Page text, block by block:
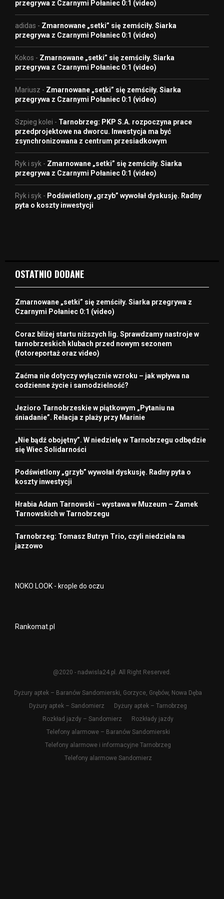
przegrywa z Czarnymi Połaniec 0:1 (video)
adidas - Zmarnowane „setki” się zemściły. Siarka
przegrywa z Czarnymi Połaniec 0:1 (video)
Kokos - Zmarnowane „setki” się zemściły. Siarka
przegrywa z Czarnymi Połaniec 0:1 (video)
Mariusz - Zmarnowane „setki” się zemściły. Siarka
przegrywa z Czarnymi Połaniec 0:1 (video)
Szpieg kolei - Tarnobrzeg: PKP S.A. rozpoczyna prace
przedprojektowe na dworcu. Inwestycja ma być
zsynchronizowana z centrum przesiadkowym
Ryk i syk - Zmarnowane „setki” się zemściły. Siarka
przegrywa z Czarnymi Połaniec 0:1 (video)
Ryk i syk - Podświetlony „grzyb” wywołał dyskusję. Radny
pyta o koszty inwestycji
OSTATNIO DODANE
Zmarnowane „setki” się zemściły. Siarka przegrywa z
Czarnymi Połaniec 0:1 (video)
Coraz bliżej startu niższych lig. Sprawdzamy nastroje w
tarnobrzeskich klubach przed nowym sezonem
(fotoreportaż oraz video)
Zaćma nie dotyczy wyłącznie wzroku – jak wpływa na
codzienne życie i samodzielność?
Jezioro Tarnobrzeskie w piątkowym „Pytaniu na
śniadanie”. Relacja z plaży przy Marinie
„Nie bądź obojętny”. W niedzielę w Tarnobrzegu odbędzie
się Wiec Solidarności
Podświetlony „grzyb” wywołał dyskusję. Radny pyta o
koszty inwestycji
Hrabia Adam Tarnowski – wystawa w Muzeum – Zamek
Tarnowskich w Tarnobrzegu
Tarnobrzeg: Tomasz Butryn Trio, czyli niedziela na
jazzowo
NOKO LOOK - krople do oczu
Rankomat.pl
@2020 - nadwisla24.pl. All Right Reserved.
Dyżury aptek – Baranów Sandomierski, Gorzyce, Grębów, Nowa Dęba
Dyżury aptek – Sandomierz
Dyżury aptek – Tarnobrzeg
Rozkład jazdy – Sandomierz
Rozkłady jazdy
Telefony alarmowe – Baranów Sandomierski
Telefony alarmowe i informacyjne Tarnobrzeg
Telefony alarmowe Sandomierz